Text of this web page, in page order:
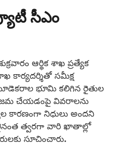
సీఎం
ఆర్థిక శాఖ ప్రత్యేక
కార్యదర్శితో సమీక్ష
భూమి కలిగిన రైతుల
చేయడంపై వివరాలను
కారణంగా నిధులు అందని
త్వరగా వారి ఖాతాల్లో
సూచించారు.